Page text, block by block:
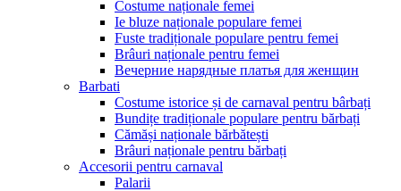
Costume naționale femei
Ie bluze naționale populare femei
Fuste tradiționale populare pentru femei
Brâuri naționale pentru femei
Вечерние нарядные платья для женщин
Barbati
Costume istorice și de carnaval pentru bârbați
Bundițe tradiționale populare pentru bărbați
Cămăși naționale bărbătești
Brâuri naționale pentru bărbați
Accesorii pentru carnaval
Palarii